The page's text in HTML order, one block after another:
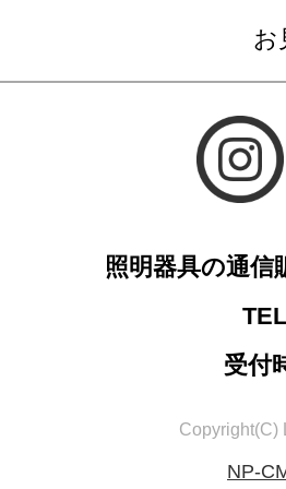
お
照明器具の通
受付
Copyright(C)
NP-